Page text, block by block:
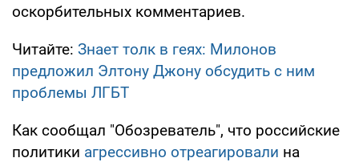
оскорбительных комментариев.
Читайте: Знает толк в геях: Милонов
предложил Элтону Джону обсудить с ним
проблемы ЛГБТ
Как сообщал "Обозреватель", что российские
политики агрессивно отреагировали на